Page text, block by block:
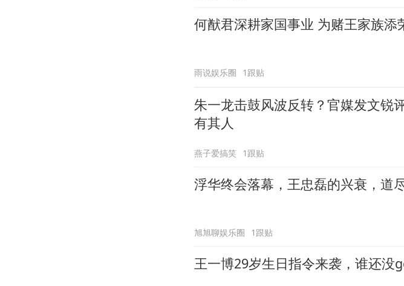
何猷君深耕家国事业 为赌王家族添
雨说娱乐圈 1跟贴
朱一龙击鼓风波反转？官媒发文锐
有其人
燕子爱搞笑 1跟贴
浮华终会落幕，王忠磊的兴衰，道
旭旭聊娱乐圈 1跟贴
王一博29岁生日指令来袭，谁还没